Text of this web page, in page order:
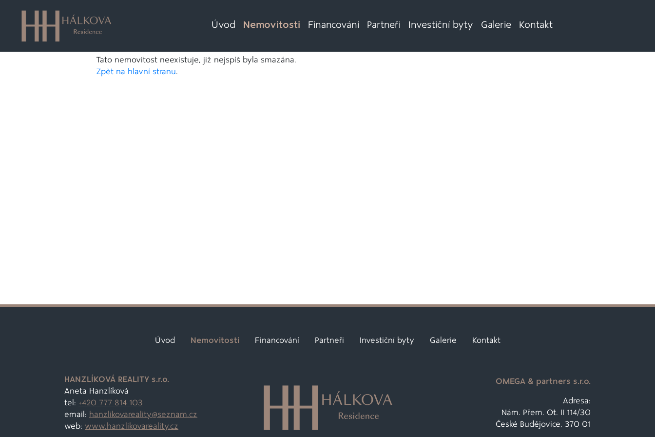
Úvod Nemovitosti Financování Partneři Investiční byty Galerie Kontakt
Tato nemovitost neexistuje, již nejspíš byla smazána.
Zpět na hlavní stranu.
Úvod Nemovitosti Financování Partneři Investiční byty Galerie Kontakt
HANZLÍKOVÁ REALITY s.r.o.
Aneta Hanzlíková
tel: +420 777 814 103
email: hanzlikovareality@seznam.cz
web: www.hanzlikovareality.cz
OMEGA & partners s.r.o.
Adresa:
Nám. Přem. Ot. II 114/30
České Budějovice, 370 01